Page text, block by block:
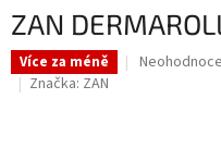
ZAN
Více za méně
Průměrné
Značka: ZAN